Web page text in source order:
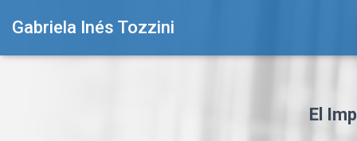
Gabriela Inés Tozzini
El